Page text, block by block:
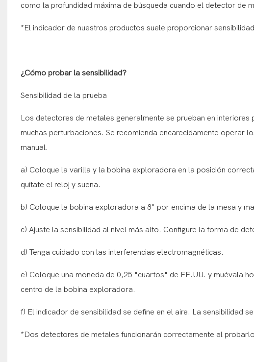
como la profundidad máxima de búsqueda cuando el detector de
*El indicador de nuestros productos suele proporcionar
¿Cómo probar la sensibilidad?
Sensibilidad de la prueba
Los detectores de metales generalmente se prueban en
muchas perturbaciones. Se recomienda encarecidamente operar
manual.
a) Coloque la varilla y la bobina exploradora en la posición
quítate el reloj y suena.
b) Coloque la bobina exploradora a 8" por encima de la mesa y
c) Ajuste la sensibilidad al nivel más alto. Configure la forma de
d) Tenga cuidado con las interferencias electromagnéticas.
e) Coloque una moneda de 0,25 "cuartos" de EE.UU. y muévala
centro de la bobina exploradora.
f) El indicador de sensibilidad se define en el aire. La sensibilidad
*Dos detectores de metales funcionarán correctamente al